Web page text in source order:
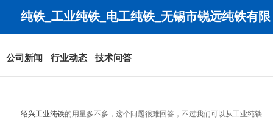
纯铁_工业纯铁_电工纯铁_无锡市锐远纯铁有限
公司
公司新闻 行业动态 技术问答
绍兴工业纯铁的用量多不多，这个问题很难回答，不过我们可以从工业纯铁